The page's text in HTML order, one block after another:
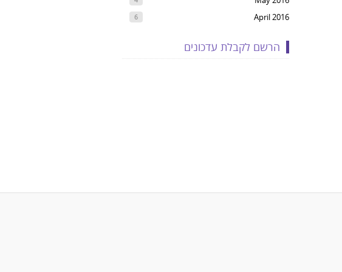
April 2016
6
הרשם לקבלת עדכונים